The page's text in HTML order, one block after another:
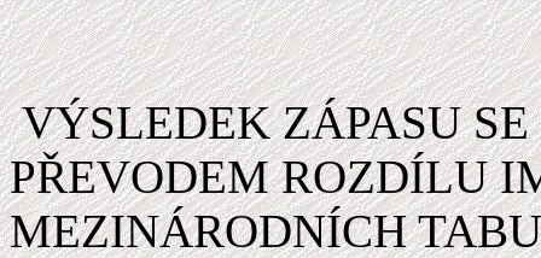
VÝSLEDEK ZÁPASU
PŘEVODEM ROZDÍLU
MEZINÁRODNÍCH